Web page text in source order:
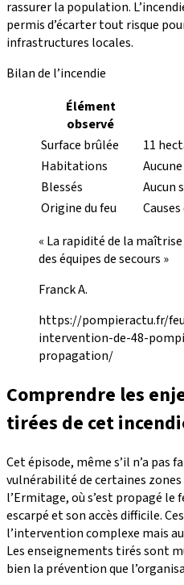
rassurer la population.
permis d’écarter tout risque
infrastructures locales.
Bilan de l’incendie
Élément
observé
Surface brûlée
11
Habitations
Blessés
Aucun
Origine du feu
« La rapidité de la
des équipes de secours »
Franck A.
https://pompieractu.fr/
intervention-de-48-
propagation/
Comprendre les
tirées de cet
Cet épisode, même s’il n’a pas
vulnérabilité de certaines
l’Ermitage, où s’est propagé le
escarpé et son accès difficile.
l’intervention complexe mais
Les enseignements tirés sont
bien la prévention que